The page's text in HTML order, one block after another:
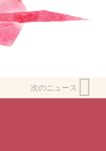
次のニュース